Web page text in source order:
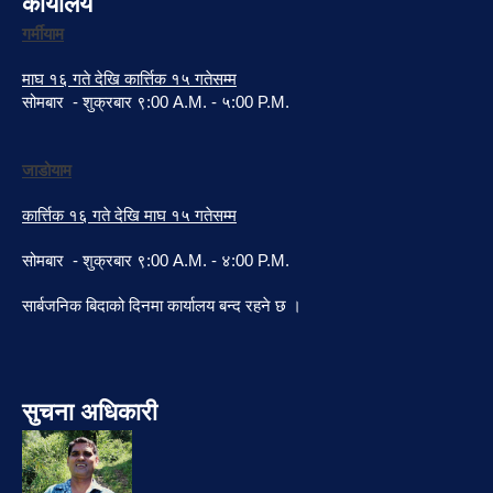
गर्मीयाम
माघ १६ गते देखि कार्त्तिक १५ गतेसम्म
सोमबार - शुक्रबार ९:00 A.M. - ५:00 P.M.
जाडोयाम
कार्त्तिक १६ गते देखि माघ १५ गतेसम्म
सोमबार - शुक्रबार ९:00 A.M. - ४:00 P.M.
सार्बजनिक बिदाको दिनमा कार्यालय बन्द रहने छ ।
सुचना अधिकारी